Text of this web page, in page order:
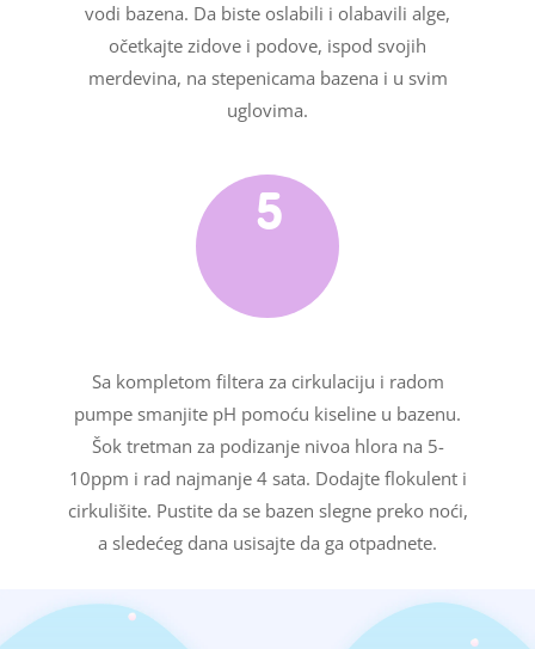
vodi bazena. Da biste oslabili i olabavili alge,
očetkajte zidove i podove, ispod svojih
merdevina, na stepenicama bazena i u svim
uglovima.
5
Sa kompletom filtera za cirkulaciju i radom
pumpe smanjite pH pomoću kiseline u bazenu.
Šok tretman za podizanje nivoa hlora na 5-
10ppm i rad najmanje 4 sata. Dodajte flokulent i
cirkulišite. Pustite da se bazen slegne preko noći,
a sledećeg dana usisajte da ga otpadnete.